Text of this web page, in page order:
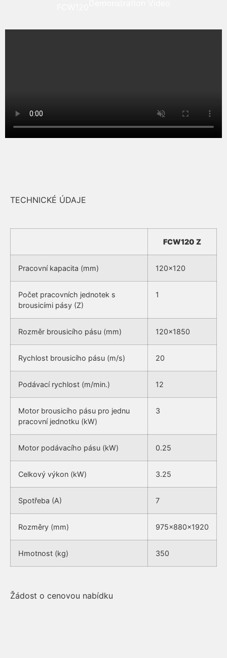
TECHNICKÉ ÚDAJE
FCW120 Z
Pracovní kapacita (mm) 120×120
Počet pracovních jednotek s
brousicími pásy (Z)
1
Rozměr brousicího pásu (mm) 120×1850
Rychlost brousicího pásu (m/s) 20
Podávací rychlost (m/min.) 12
Motor brousicího pásu pro jednu
pracovní jednotku (kW)
3
Motor podávacího pásu (kW) 0.25
Celkový výkon (kW) 3.25
Spotřeba (A) 7
Rozměry (mm) 975x880x1920
Hmotnost (kg) 350
Žádost o cenovou nabídku